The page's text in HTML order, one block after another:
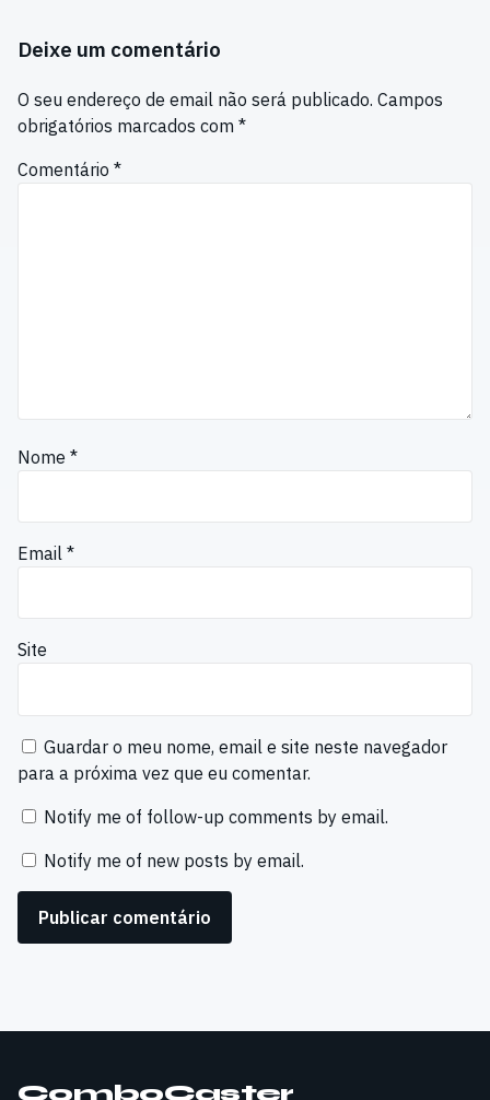
Deixe um comentário
O seu endereço de email não será publicado. Campos
obrigatórios marcados com *
Comentário *
Nome *
Email *
Site
Guardar o meu nome, email e site neste navegador
para a próxima vez que eu comentar.
Notify me of follow-up comments by email.
Notify me of new posts by email.
ComboCaster